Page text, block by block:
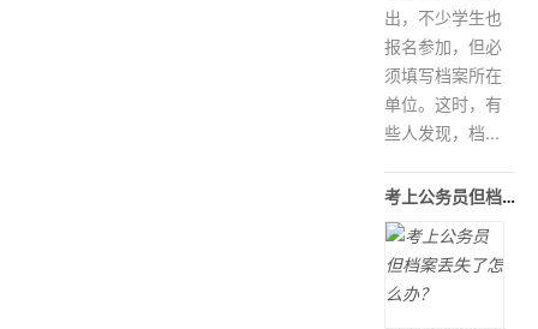
出，不少学生也
报名参加，但必
须填写档案所在
单位。这时，有
些人发现，档...
考上公务员但档案丢失了怎么办？